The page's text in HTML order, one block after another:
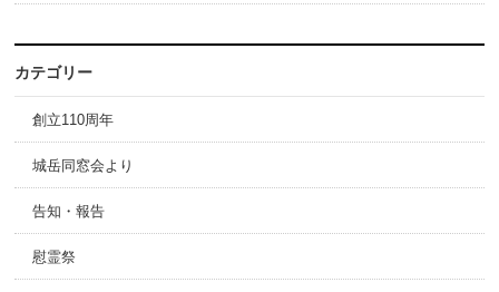
カテゴリー
創立110周年
城岳同窓会より
告知・報告
慰霊祭